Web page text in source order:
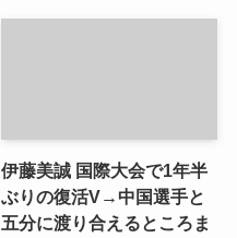
伊藤美誠 国際大会で1年半
ぶりの復活V→中国選手と
五分に渡り合えるところま